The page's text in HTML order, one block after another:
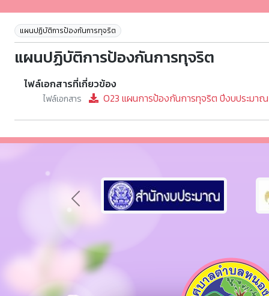
แผนปฏิบัติการป้องกันการทุจริต
แผนปฏิบัติการป้องกันการทุจริต
ไฟล์เอกสารที่เกี่ยวข้อง
ไฟล์เอกสาร O23 แผนการป้องกันการทุจริต ปีงบประมา
Previous